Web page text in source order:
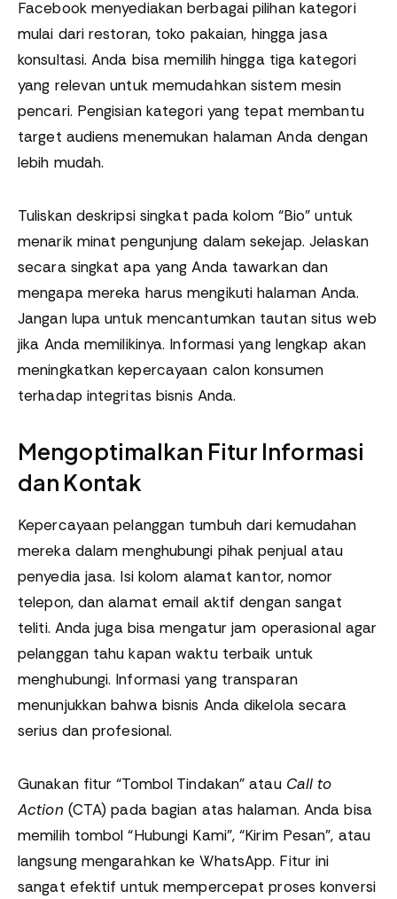
Facebook menyediakan berbagai pilihan kategori
mulai dari restoran, toko pakaian, hingga jasa
konsultasi. Anda bisa memilih hingga tiga kategori
yang relevan untuk memudahkan sistem mesin
pencari. Pengisian kategori yang tepat membantu
target audiens menemukan halaman Anda dengan
lebih mudah.
Tuliskan deskripsi singkat pada kolom “Bio” untuk
menarik minat pengunjung dalam sekejap. Jelaskan
secara singkat apa yang Anda tawarkan dan
mengapa mereka harus mengikuti halaman Anda.
Jangan lupa untuk mencantumkan tautan situs web
jika Anda memilikinya. Informasi yang lengkap akan
meningkatkan kepercayaan calon konsumen
terhadap integritas bisnis Anda.
Mengoptimalkan Fitur Informasi
dan Kontak
Kepercayaan pelanggan tumbuh dari kemudahan
mereka dalam menghubungi pihak penjual atau
penyedia jasa. Isi kolom alamat kantor, nomor
telepon, dan alamat email aktif dengan sangat
teliti. Anda juga bisa mengatur jam operasional agar
pelanggan tahu kapan waktu terbaik untuk
menghubungi. Informasi yang transparan
menunjukkan bahwa bisnis Anda dikelola secara
serius dan profesional.
Gunakan fitur “Tombol Tindakan” atau Call to
Action (CTA) pada bagian atas halaman. Anda bisa
memilih tombol “Hubungi Kami”, “Kirim Pesan”, atau
langsung mengarahkan ke WhatsApp. Fitur ini
sangat efektif untuk mempercepat proses konversi